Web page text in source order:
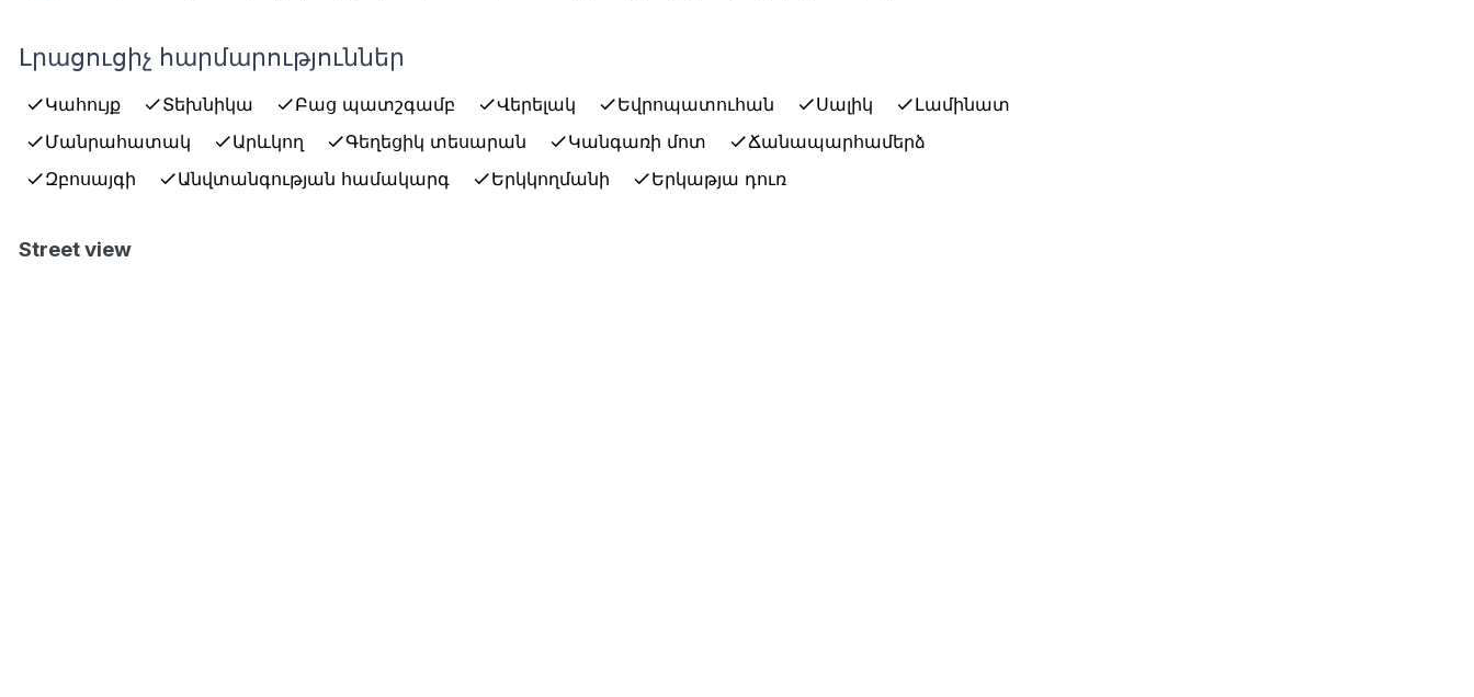
Լրացուցիչ հարմարություններ
Կահույք Տեխնիկա Բաց պատշգամբ Վերելակ Եվրոպատուհան Սալիկ
Լամինատ
Մանրահատակ
Արևկող Գեղեցիկ տեսարան Կանգառի մոտ
Ճանապարհամերձ
Զբոսայգի
Անվտանգության համակարգ Երկկողմանի Երկաթյա դուռ
Street view